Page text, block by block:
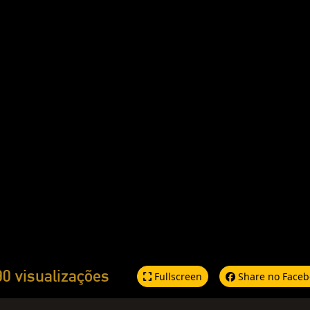
visualizações Fullscreen Share no